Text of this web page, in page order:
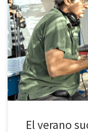
El panorama televisivo
Muchas son las series
vitoreadas por el
escena y empezar a
Junio, fue el día
El verano